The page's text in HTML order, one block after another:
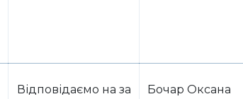
Відповідаємо на за
Бочар Оксана